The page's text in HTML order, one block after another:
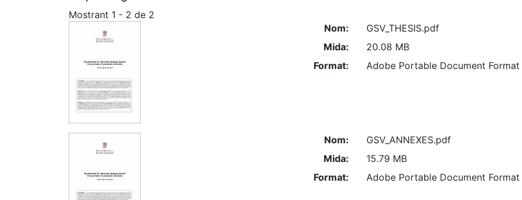
Mostrant 1 - 2 de 2
Nom:
GSV_THESIS.pdf
Mida:
20.08 MB
Format:
Adobe Portable Document Format
Nom:
GSV_ANNEXES.pdf
Mida:
15.79 MB
Format:
Adobe Portable Document Format